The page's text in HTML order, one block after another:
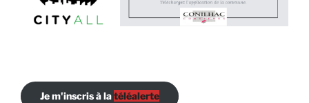
Je m'inscris à latéléalerte